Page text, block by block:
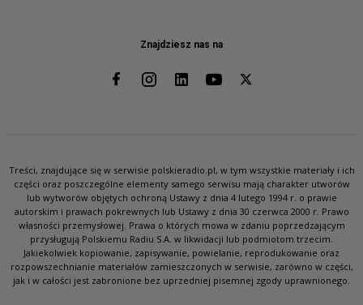
Znajdziesz nas na
Treści, znajdujące się w serwisie polskieradio.pl, w tym wszystkie materiały i ich
części oraz poszczególne elementy samego serwisu mają charakter utworów
lub wytworów objętych ochroną Ustawy z dnia 4 lutego 1994 r. o prawie
autorskim i prawach pokrewnych lub Ustawy z dnia 30 czerwca 2000 r. Prawo
własności przemysłowej. Prawa o których mowa w zdaniu poprzedzającym
przysługują Polskiemu Radiu S.A. w likwidacji lub podmiotom trzecim.
Jakiekolwiek kopiowanie, zapisywanie, powielanie, reprodukowanie oraz
rozpowszechnianie materiałów zamieszczonych w serwisie, zarówno w części,
jak i w całości jest zabronione bez uprzedniej pisemnej zgody uprawnionego.